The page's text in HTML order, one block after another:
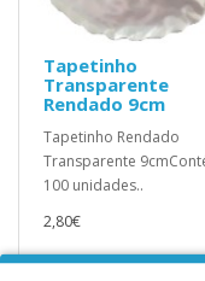
Tapetinho
Transparente
Rendado 9cm
Tapetinho Rendado
Transparente
100 unidades..
2,80€